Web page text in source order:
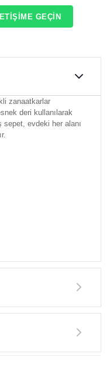
GEÇIN
zanaatkarlar
deri kullanılarak
evdeki her alanı